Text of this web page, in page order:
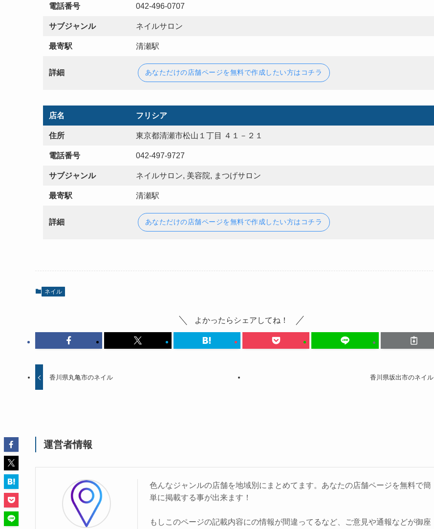
電話番号 042-496-0707
サブジャンル ネイルサロン
最寄駅 清瀬駅
詳細 あなただけの店舗ページを無料で作成したい方はコチラ
店名 フリシア
住所 東京都清瀬市松山１丁目 ４１－２１
電話番号 042-497-9727
サブジャンル ネイルサロン, 美容院, まつげサロン
最寄駅 清瀬駅
詳細 あなただけの店舗ページを無料で作成したい方はコチラ
ネイル
よかったらシェアしてね！
香川県丸亀市のネイル 香川県坂出市のネイル
運営者情報
色んなジャンルの店舗を地域別にまとめてます。あなたの店舗ページを無料で簡
単に掲載する事が出来ます！
もしこのページの記載内容にの情報が間違ってるなど、ご意見や通報などが御座